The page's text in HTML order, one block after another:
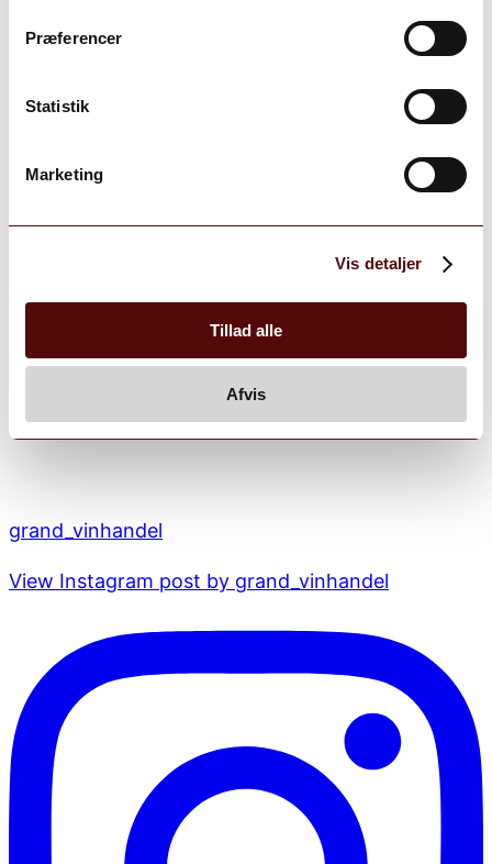
Præferencer
Statistik
Marketing
Vis detaljer
Tillad alle
Afvis
grand_vinhandel
View Instagram post by grand_vinhandel